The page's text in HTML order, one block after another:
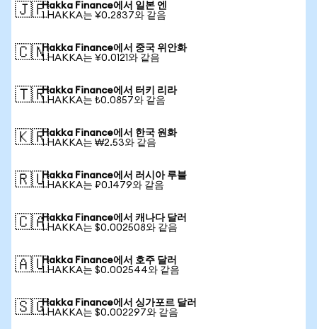
🇯🇵Hakka Finance에서 일본 엔
1 HAKKA는 ¥0.2837와 같음
🇨🇳Hakka Finance에서 중국 위안화
1 HAKKA는 ¥0.0121와 같음
🇹🇷Hakka Finance에서 터키 리라
1 HAKKA는 ₺0.0857와 같음
🇰🇷Hakka Finance에서 한국 원화
1 HAKKA는 ₩2.53와 같음
🇷🇺Hakka Finance에서 러시아 루블
1 HAKKA는 ₽0.1479와 같음
🇨🇦Hakka Finance에서 캐나다 달러
1 HAKKA는 $0.002508와 같음
🇦🇺Hakka Finance에서 호주 달러
1 HAKKA는 $0.002544와 같음
🇸🇬Hakka Finance에서 싱가포르 달러
1 HAKKA는 $0.002297와 같음